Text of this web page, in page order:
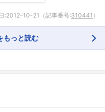
:2012-10-21 （記事番号:310441 ）
もっと読む